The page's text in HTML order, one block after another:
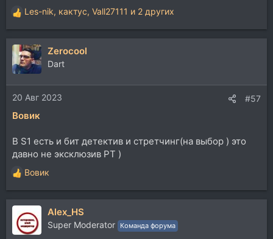
Р
е
а
к
ц
и
и
:
Les-nik, кактус, Vall27111 и 2 других
Zerocool
Dart
20 Авг 2023 #57
Вовик
В S1 есть и бит детектив и стретчинг(на выбор ) это
давно не эксклюзив PT )
Р
е
а
ц
и
Вовик
Alex_HS
Super Moderator Команда форума